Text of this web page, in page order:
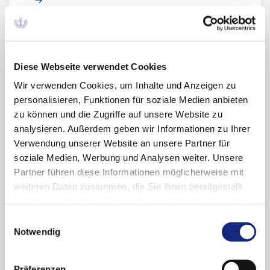
Diese Webseite verwendet Cookies
Wir verwenden Cookies, um Inhalte und Anzeigen zu
personalisieren, Funktionen für soziale Medien anbieten
zu können und die Zugriffe auf unsere Website zu
analysieren. Außerdem geben wir Informationen zu Ihrer
Verwendung unserer Website an unsere Partner für
soziale Medien, Werbung und Analysen weiter. Unsere
Partner führen diese Informationen möglicherweise mit
weiteren Daten zusammen, die Sie ihnen bereitgestellt
Cookies, wenn Sie unsere Webseite weiterhin
Notwendig
Gebrauchsinformationen
aufgrund von PSUR Single
Assessment-Verfahren
07.02.2025
Nebenwirkungen Beschluss der CMDh* vom
25.07.2024 Cladribin (außer Arzneimittel mit
IndikationMultiple Sklerose) Zusammenfassung
des Risiko Fallberichte zum Übertritt von
Cladribin in die Muttermilch Betroffener
WirkstoffAktuell: Siponimod –
Sekundär progrediente Multiple